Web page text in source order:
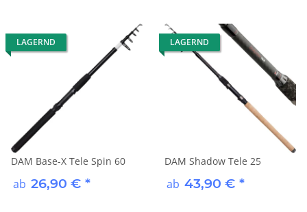
LAGERND
DAM Base-X Tele Spin 60
ab 26,90 € *
LAGERND
DAM Shadow Tele 25
ab 43,90 € *